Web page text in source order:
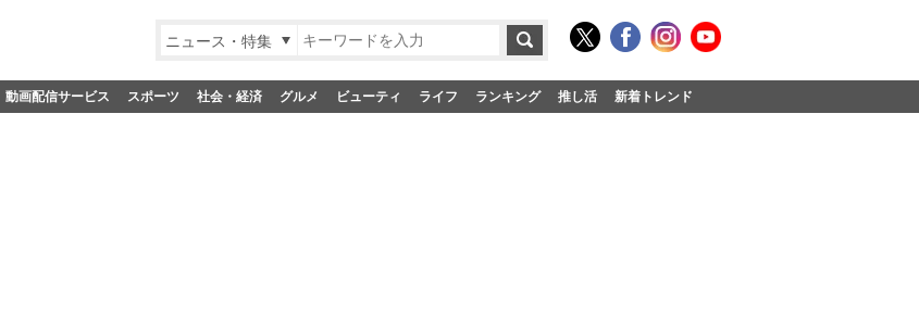
ニュース・特集
動画配信サービス スポーツ 社会・経済 グルメ ビューティ ライフ ランキング 推し活 新着トレンド